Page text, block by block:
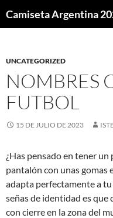
Camiseta Argentina
UNCATEGORIZED
NOMBRES
FUTBOL
15 DE JULIO DE 2023
¿Has pensado en tener
pantalón con unas gomas
adapta perfectamente a
señas de identidad es
con cierre en la zona del